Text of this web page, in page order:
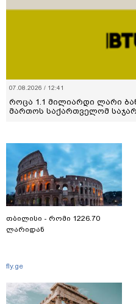
07.08.2026 / 12:41
როცა 1.1 მილიარდი ლარი
მართოს საქართველომ
თბილისი - რომი 1226.70
ლარიდან
fly.ge